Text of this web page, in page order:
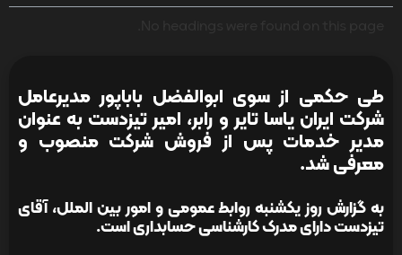
طی حکمی از سوی ابوالفضل باباپور مدیرعامل
شرکت ایران یاسا تایر و رابر، امیر تیزدست به عنوان
مدیر خدمات پس از فروش شرکت منصوب و
معرفی شد.
به گزارش روز یکشنبه روابط عمومی و امور بین الملل، آقای
تیزدست دارای مدرک کارشناسی حسابداری است.